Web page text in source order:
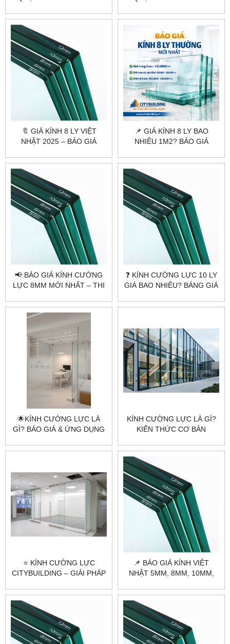
NƠI
TẠI CITYBUILDING
🔖 GIÁ KÍNH 8 LY VIỆT
NHẬT 2025 – BÁO GIÁ
CITYBUILDING
📌 GIÁ KÍNH 8 LY BAO
NHIÊU 1M2? BÁO GIÁ
CITYBUILDING
📢 BÁO GIÁ KÍNH CƯỜNG
LỰC 8MM MỚI NHẤT – THI
CITYBUILDING
❓ KÍNH CƯỜNG LỰC 10 LY
GIÁ BAO NHIÊU? BẢNG GIÁ
🌟KÍNH CƯỜNG LỰC LÀ
GÌ? BÁO GIÁ & ỨNG DỤNG
NHẤT 2025
KÍNH CƯỜNG LỰC LÀ GÌ?
KIẾN THỨC CƠ BẢN
CITYBUILDING
⭐ KÍNH CƯỜNG LỰC
CITYBUILDING – GIẢI PHÁP
MỌI CÔNG TRÌNH ⭐
📌 BÁO GIÁ KÍNH VIỆT
NHẬT 5MM, 8MM, 10MM,